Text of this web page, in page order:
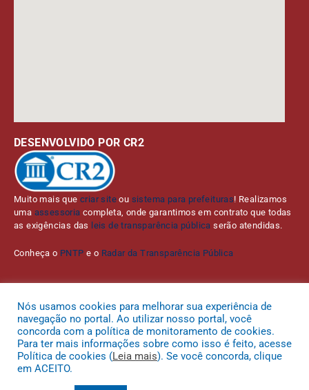
DESENVOLVIDO POR CR2
Muito mais quecriar site ou sistema para prefeituras! Realizamos
uma assessoria completa, onde garantimos em contrato que todas
as exigências das leis de transparência pública serão atendidas.
Conheça o PNTP e o Radar da Transparência Pública
Todos os direitos reservados a Prefeitura Municipal de Bom Jardim da
Serra.
Mapa do Site Acessar Área Administrativa Acessar o Webmail
Nós usamos cookies para melhorar sua experiência de
navegação no portal. Ao utilizar nosso portal, você
concorda com a política de monitoramento de cookies.
Para ter mais informações sobre como isso é feito, acesse
Política de cookies (Leia mais). Se você concorda, clique
em ACEITO.